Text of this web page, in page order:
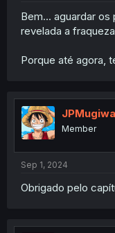
Bem... aguardar
revelada a
Porque até agora,
Member
Sep 1, 2024
Obrigado pelo